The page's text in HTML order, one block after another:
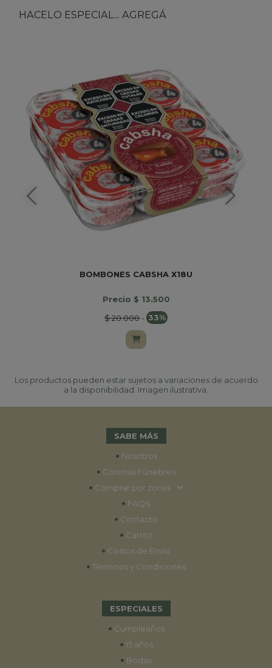
HACELO ESPECIAL... AGREGÁ
BOMBONES CABSHA X18U
Precio $ 13.500
$ 20.000- 33%
Los productos pueden estar sujetos a variaciones de acuerdo
a la disponibilidad. Imagen ilustrativa.
SABE MÁS
• Nosotros
• Coronas Fúnebres
• Comprar por zonas
• FAQS
• Contacto
• Carrito
• Costos de Envío
• Términos y Condiciones
ESPECIALES
• Cumpleaños
• 15 años
• Bodas